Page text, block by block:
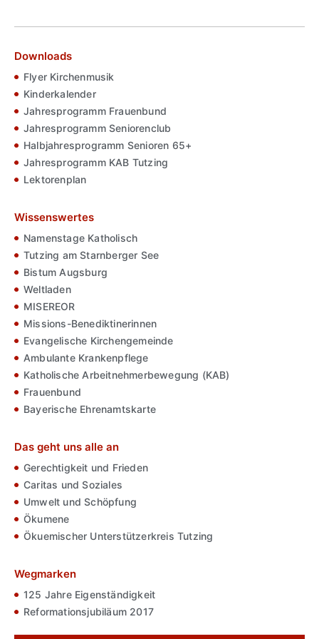
Downloads
Flyer Kirchenmusik
Kinderkalender
Jahresprogramm Frauenbund
Jahresprogramm Seniorenclub
Halbjahresprogramm Senioren 65+
Jahresprogramm KAB Tutzing
Lektorenplan
Wissenswertes
Namenstage Katholisch
Tutzing am Starnberger See
Bistum Augsburg
Weltladen
MISEREOR
Missions-Benediktinerinnen
Evangelische Kirchengemeinde
Ambulante Krankenpflege
Katholische Arbeitnehmerbewegung (KAB)
Frauenbund
Bayerische Ehrenamtskarte
Das geht uns alle an
Gerechtigkeit und Frieden
Caritas und Soziales
Umwelt und Schöpfung
Ökumene
Ökuemischer Unterstützerkreis Tutzing
Wegmarken
125 Jahre Eigenständigkeit
Reformationsjubiläum 2017